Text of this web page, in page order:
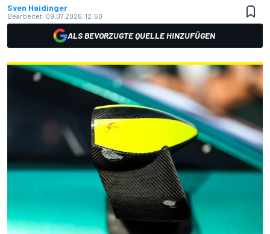
Sven Haidinger
Bearbeitet: 09.07.2026, 12:50
ALS BEVORZUGTE QUELLE HINZUFÜGEN